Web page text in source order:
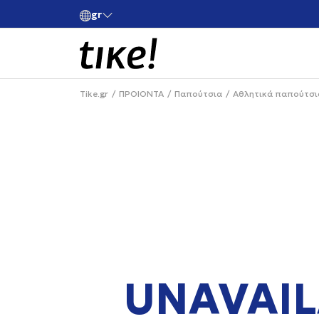
grΚάνε εγγραφή και κέρδισε -10% στην πρώτη σου
Tike.gr ΠΡΟΙΟΝΤΑ Παπούτσια Αθλητικά